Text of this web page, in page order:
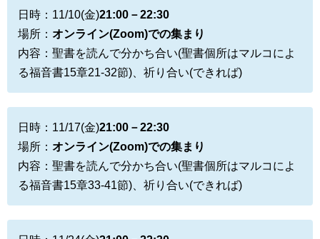
日時：11/10(金)21:00－22:30
場所： オンライン(Zoom)での集まり
内容：聖書を読んで分かち合い(聖書個所はマルコによ
る福音書15章21-32節)、祈り合い(できれば)
日時：11/17(金)21:00－22:30
場所： オンライン(Zoom)での集まり
内容：聖書を読んで分かち合い(聖書個所はマルコによ
る福音書15章33-41節)、祈り合い(できれば)